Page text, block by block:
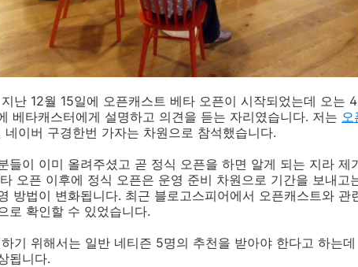
난 12월 15일에 오픈캐스트 베타 오픈이 시작되었는데 오는
베타캐스터에게 설명하고 의견을 듣는 자리였습니다. 저는 오
네이버 구경한번 가자는 차원으로 참석했습니다.
들이 이미 올려주셨고 곧 정식 오픈을 하면 알게 되는 지라 제
오픈 이후에 정식 오픈은 운영 준비 차원으로 기간을 보내고
방법이 변화됩니다. 최근 블로고스피어에서 오픈캐스트와 관
로 확인할 수 있었습니다.
기 위해서는 일반 네티즌 5명의 추천을 받아야 한다고 하는
됩니다.